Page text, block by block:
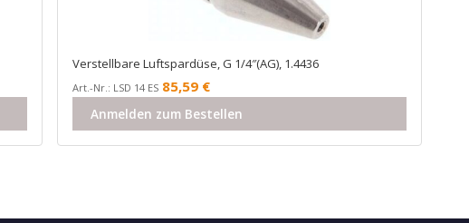
Verstellbare Luftspardüse, G 1/4″(AG), 1.4436
Art.-Nr.: LSD 14 ES 85,59 €
Anmelden zum Bestellen